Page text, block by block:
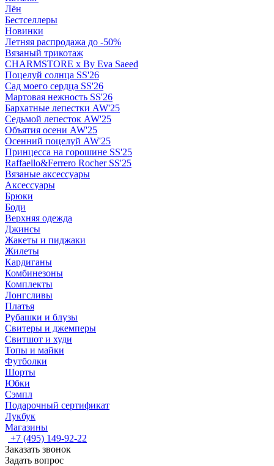
Лён
Бестселлеры
Новинки
Летняя распродажа до -50%
Вязаный трикотаж
CHARMSTORE х By Eva Saeed
Поцелуй солнца SS'26
Сад моего сердца SS'26
Мартовая нежность SS'26
Бархатные лепестки AW'25
Седьмой лепесток AW'25
Объятия осени AW'25
Осенний поцелуй AW'25
Принцесса на горошине SS'25
Raffaello&Ferrero Rocher SS'25
Вязаные аксессуары
Аксессуары
Брюки
Боди
Верхняя одежда
Джинсы
Жакеты и пиджаки
Жилеты
Кардиганы
Комбинезоны
Комплекты
Лонгсливы
Платья
Рубашки и блузы
Свитеры и джемперы
Свитшот и худи
Топы и майки
Футболки
Шорты
Юбки
Сэмпл
Подарочный сертификат
Лукбук
Магазины
+7 (495) 149-92-22
Заказать звонок
Задать вопрос